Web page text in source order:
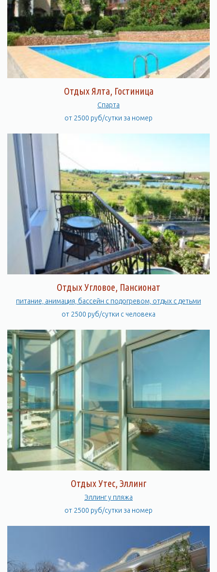
Отдых Ялта, Гостиница
Спарта
от 2500 руб/сутки за номер
Отдых Угловое, Пансионат
питание, анимация, бассейн с подогревом, отдых с детьми
от 2500 руб/сутки с человека
Отдых Утес, Эллинг
Эллинг у пляжа
от 2500 руб/сутки за номер